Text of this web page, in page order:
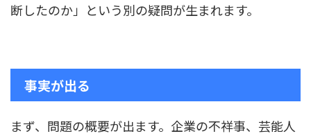
断したのか」という別の疑問が生まれます。
事実が出る
まず、問題の概要が出ます。企業の不祥事、芸能人